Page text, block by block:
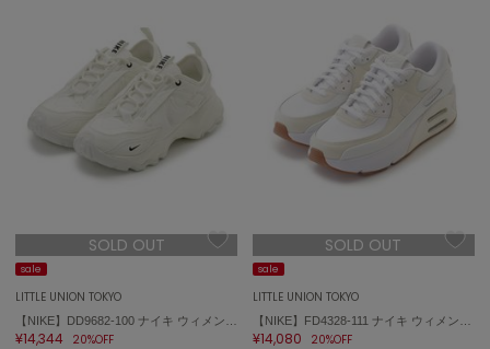
SOLD OUT
sale
LITTLE UNION TOKYO
¥14,344 20%OFF
SOLD OUT
sale
LITTLE UNION TOKYO
¥14,080 20%OFF